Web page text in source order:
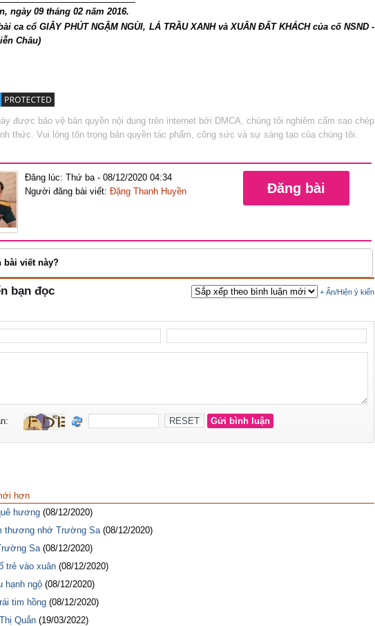
ngày 09 tháng 02 năm 2016.
ca cổ GIÂY PHÚT NGẬM NGÙI, LÁ TRẦU XANH và XUÂN ĐẤT KHÁCH của cố NSND -
Châu)
được bảo vệ bản quyền nội dung trên internet bởi DMCA, chúng tôi nghiêm cấm sao chép
thức. Vui lòng tôn trọng bản quyền tác phẩm, công sức và sự sáng tạo của chúng tôi.
Đăng lúc: Thứ ba - 08/12/2020 04:34
Người đăng bài viết: Đặng Thanh Huyền Đăng bài
bài viết này?
hơn
hương (08/12/2020)
thương nhớ Trường Sa (08/12/2020)
Sa (08/12/2020)
trẻ vào xuân (08/12/2020)
hạnh ngộ (08/12/2020)
tim hồng (08/12/2020)
Quắn (19/03/2022)